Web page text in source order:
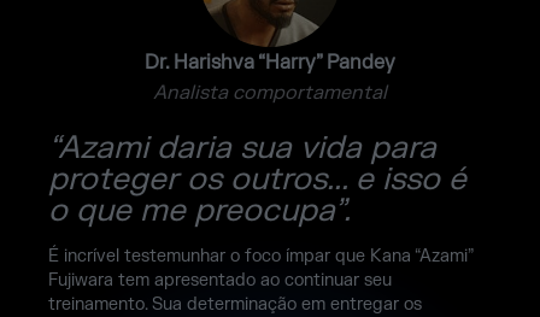
Dr. Harishva “Harry” Pandey
Analista comportamental
“Azami daria sua vida para
proteger os outros... e isso é
o que me preocupa”.
É incrível testemunhar o foco ímpar que Kana “Azami”
Fujiwara tem apresentado ao continuar seu
treinamento. Sua determinação em entregar os